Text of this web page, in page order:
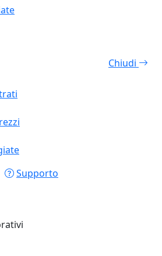
Chiudi
Supporto